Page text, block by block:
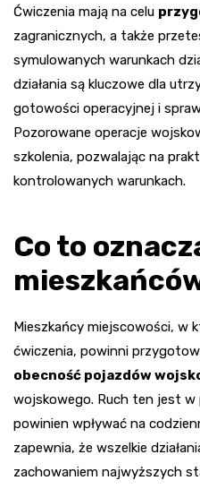
Ćwiczenia mają na celu
zagranicznych, a także
symulowanych warunkach
działania są kluczowe dla
gotowości operacyjnej i
Pozorowane operacje
szkolenia, pozwalając na
kontrolowanych warunkach.
Co to
Mieszkańcy miejscowości, w
ćwiczenia, powinni
obecność pojazdów
wojskowego. Ruch ten jest w
powinien wpływać na
zapewnia, że wszelkie
zachowaniem najwyższych